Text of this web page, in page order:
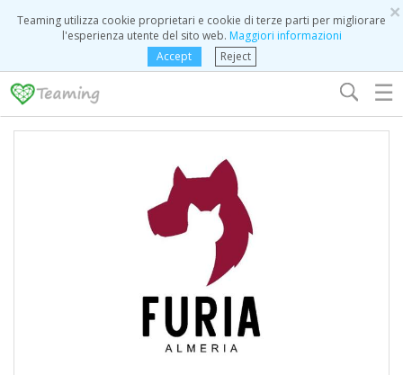
×
Teaming utilizza cookie proprietari e cookie di terze parti per migliorare
l'esperienza utente del sito web. Maggiori informazioni
Accept
Reject
☰